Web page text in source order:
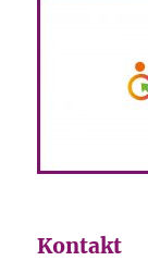
Kontakt